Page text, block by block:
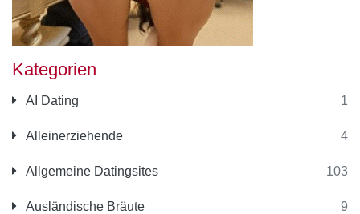
Kategorien
AI Dating 1
Alleinerziehende 4
Allgemeine Datingsites 103
Ausländische Bräute 9